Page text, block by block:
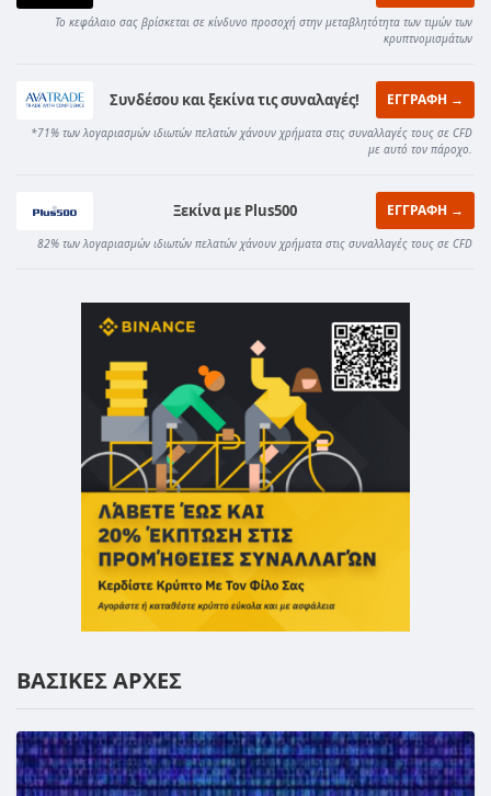
Το κεφάλαιο σας βρίσκεται σε κίνδυνο προσοχή στην μεταβλητότητα των τιμών των
κρυπτνομισμάτων
Συνδέσου και ξεκίνα τις συναλαγές! ΕΓΓΡΑΦΗ →
*71% των λογαριασμών ιδιωτών πελατών χάνουν χρήματα στις συναλλαγές τους σε CFD
με αυτό τον πάροχο.
Ξεκίνα με Plus500 ΕΓΓΡΑΦΗ →
82% των λογαριασμών ιδιωτών πελατών χάνουν χρήματα στις συναλλαγές τους σε CFD
ΒΑΣΙΚΕΣ ΑΡΧΕΣ